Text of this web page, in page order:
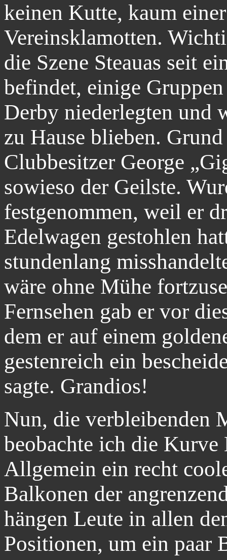
keinen Kutte, kaum
Vereinsklamotten.
die Szene Steauas seit
befindet, einige
Derby niederlegten und
zu Hause blieben.
Clubbesitzer George
sowieso der Geilste.
festgenommen, weil er
Edelwagen gestohlen
stundenlang
wäre ohne Mühe
Fernsehen gab er vor
dem er auf einem
gestenreich ein
sagte. Grandios!
Nun, die verbleibenden
beobachte ich die
Allgemein ein recht
Balkonen der
hängen Leute in allen
Positionen, um ein paar